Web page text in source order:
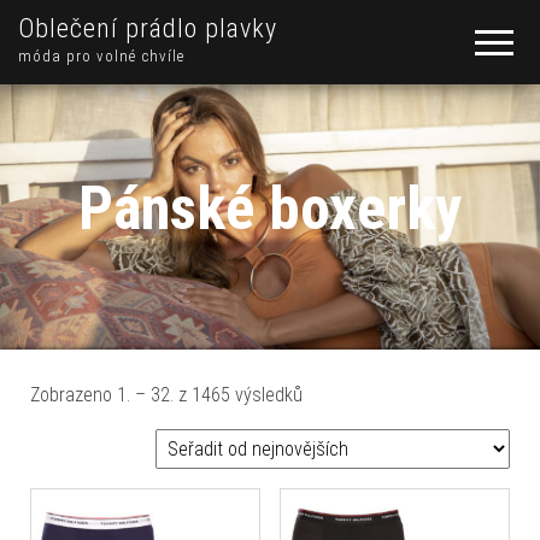
Oblečení prádlo plavky
móda pro volné chvíle
Pánské boxerky
Zobrazeno 1. – 32. z 1465 výsledků